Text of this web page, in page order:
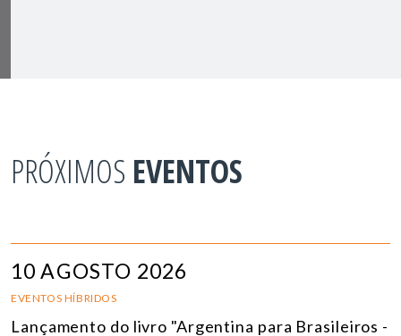
PRÓXIMOS EVENTOS
10 AGOSTO 2026
EVENTOS HÍBRIDOS
Lançamento do livro "Argentina para Brasileiros -